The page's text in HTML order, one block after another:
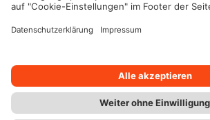
> Vertrag widerrufen